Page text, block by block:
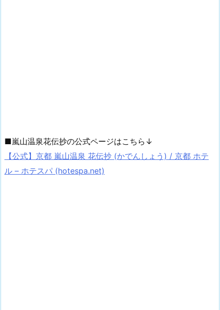
■嵐山温泉花伝抄の公式ページはこちら↓
【公式】京都 嵐山温泉 花伝抄 (かでんしょう) / 京都 ホテ
ル – ホテスパ (hotespa.net)